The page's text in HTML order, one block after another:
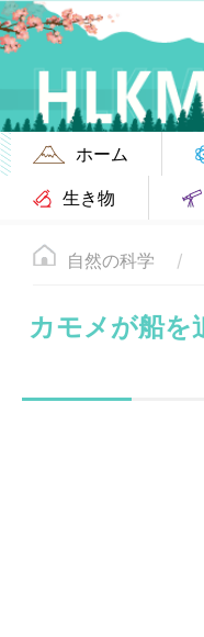
ホーム
生き物
自然の科学
カモメが船を